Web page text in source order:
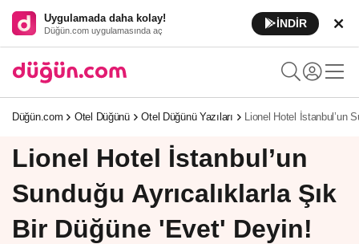
Uygulamada daha kolay!
Düğün.com uygulamasında aç
İNDİR
Düğün.com Otel Düğünü Otel Düğünü Yazıları Lionel Hotel İstanbul’un
Lionel Hotel İstanbul’un
Sunduğu Ayrıcalıklarla Şık
Bir Düğüne 'Evet' Deyin!